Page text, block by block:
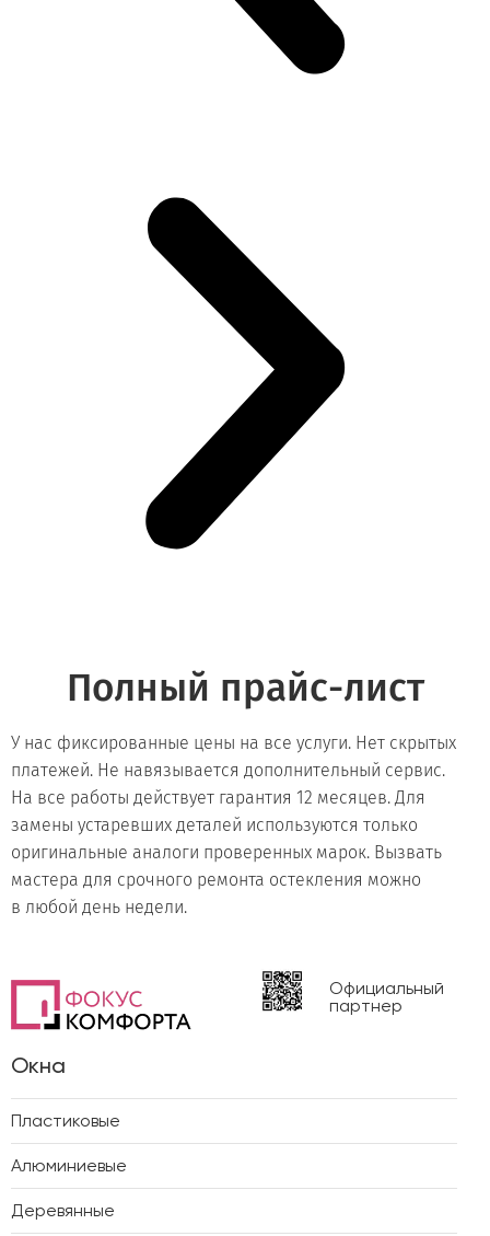
Полный прайс-лист
У нас фиксированные цены на все услуги. Нет скрытых
платежей. Не навязывается дополнительный сервис.
На все работы действует гарантия 12 месяцев. Для
замены устаревших деталей используются только
оригинальные аналоги проверенных марок. Вызвать
мастера для срочного ремонта остекления можно
в любой день недели.
Официальный
партнер
Окна
Пластиковые
Алюминиевые
Деревянные